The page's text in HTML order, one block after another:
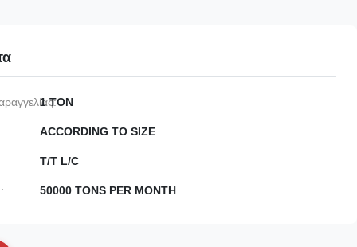
1 TON
ACCORDING TO SIZE
T/T L/C
50000 TONS PER MONTH